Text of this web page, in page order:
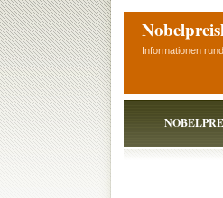
Informationen